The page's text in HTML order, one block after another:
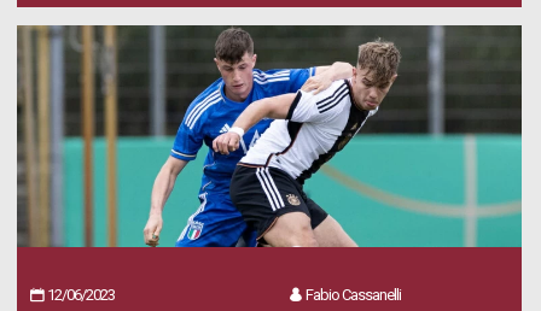
12/06/2023 Fabio Cassanelli